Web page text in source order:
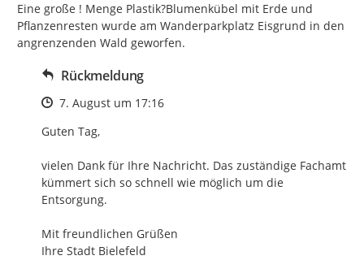
Eine große ! Menge Plastik?Blumenkübel mit Erde und
Pflanzenresten wurde am Wanderparkplatz Eisgrund in den
angrenzenden Wald geworfen.
Rückmeldung
Zeitpunkt des Erstellens
7. August um 17:16
Guten Tag,
vielen Dank für Ihre Nachricht. Das zuständige Fachamt
kümmert sich so schnell wie möglich um die
Entsorgung.
Mit freundlichen Grüßen
Ihre Stadt Bielefeld